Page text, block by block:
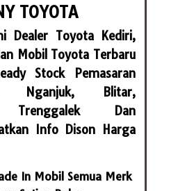
TOYOTA
Dealer Toyota Kediri,
Mobil Toyota Terbaru
Stock Pemasaran
Nganjuk, Blitar,
Trenggalek Dan
Info Dison Harga
In Mobil Semua Merk